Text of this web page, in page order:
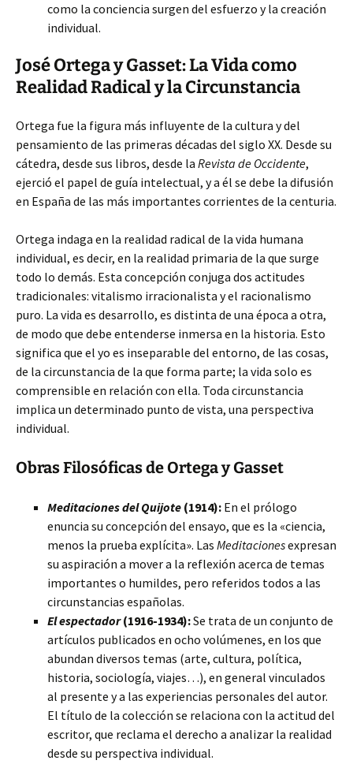
como la conciencia surgen del esfuerzo y la creación
individual.
José Ortega y Gasset: La Vida como
Realidad Radical y la Circunstancia
Ortega fue la figura más influyente de la cultura y del
pensamiento de las primeras décadas del siglo XX. Desde su
cátedra, desde sus libros, desde la Revista de Occidente,
ejerció el papel de guía intelectual, y a él se debe la difusión
en España de las más importantes corrientes de la centuria.
Ortega indaga en la realidad radical de la vida humana
individual, es decir, en la realidad primaria de la que surge
todo lo demás. Esta concepción conjuga dos actitudes
tradicionales: vitalismo irracionalista y el racionalismo
puro. La vida es desarrollo, es distinta de una época a otra,
de modo que debe entenderse inmersa en la historia. Esto
significa que el yo es inseparable del entorno, de las cosas,
de la circunstancia de la que forma parte; la vida solo es
comprensible en relación con ella. Toda circunstancia
implica un determinado punto de vista, una perspectiva
individual.
Obras Filosóficas de Ortega y Gasset
Meditaciones del Quijote (1914): En el prólogo
enuncia su concepción del ensayo, que es la «ciencia,
menos la prueba explícita». Las Meditacionesexpresan
su aspiración a mover a la reflexión acerca de temas
importantes o humildes, pero referidos todos a las
circunstancias españolas.
El espectador(1916-1934):Se trata de un conjunto de
artículos publicados en ocho volúmenes, en los que
abundan diversos temas (arte, cultura, política,
historia, sociología, viajes…), en general vinculados
al presente y a las experiencias personales del autor.
El título de la colección se relaciona con la actitud del
escritor, que reclama el derecho a analizar la realidad
desde su perspectiva individual.